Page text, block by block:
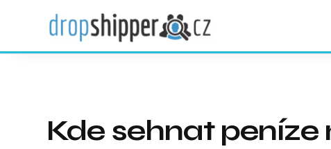
Kde sehnat